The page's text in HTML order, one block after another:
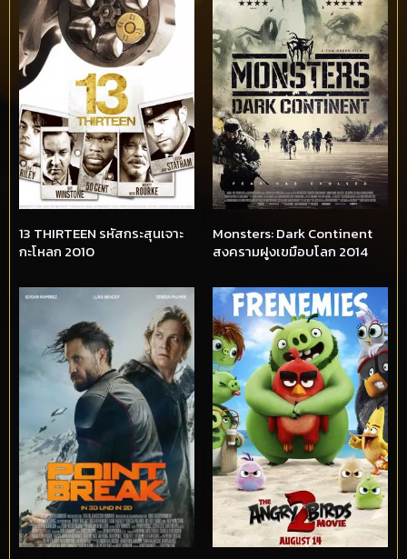
13 THIRTEEN รหัสกระสุนเจาะ
กะโหลก 2010
Monsters: Dark Continent
สงครามฝูงเขมือบโลก 2014